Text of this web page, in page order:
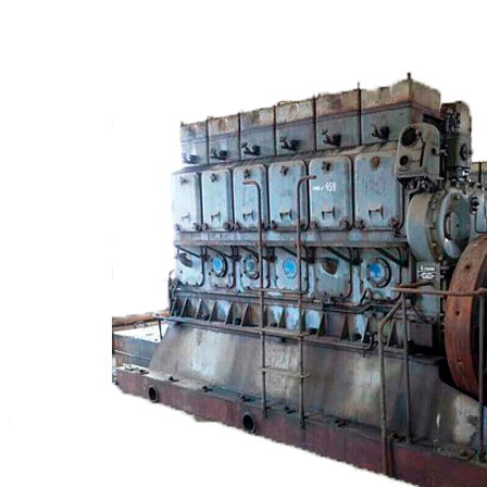
Фильтрующие элементы гидравлических фильтров
Фильтры гидравлические ФГС в сборе
Электродвигатели